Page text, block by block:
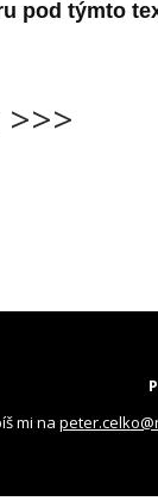
pod týmto
mi na